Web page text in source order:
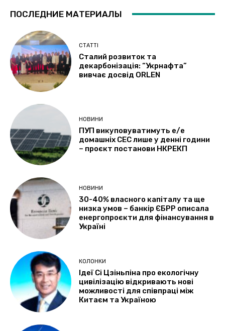
ПОСЛЕДНИЕ МАТЕРИАЛЫ
СТАТТІ
Сталий розвиток та
декарбонізація: “Укрнафта”
вивчає досвід ORLEN
НОВИНИ
ПУП викуповуватимуть е/е
домашніх СЕС лише у денні години
– проєкт постанови НКРЕКП
НОВИНИ
30-40% власного капіталу та ще
низка умов – банкір ЄБРР описала
енергопроєкти для фінансування в
Україні
КОЛОНКИ
Ідеї Сі Цзіньпіна про екологічну
цивілізацію відкривають нові
можливості для співпраці між
Китаєм та Україною